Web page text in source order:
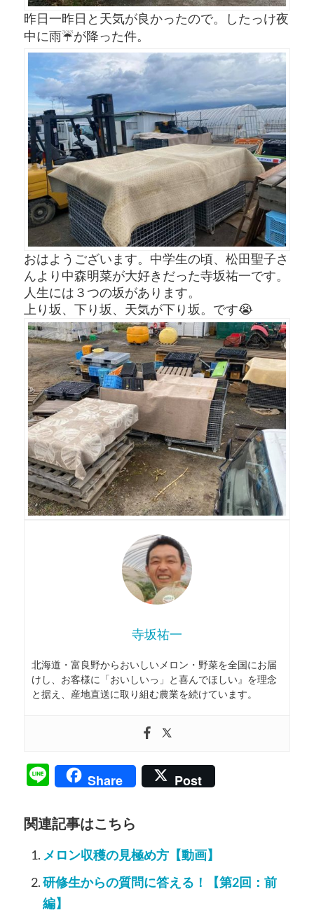
昨日一昨日と天気が良かったので。したっけ夜
中に雨☔️が降った件。
おはようございます。中学生の頃、松田聖子さ
んより中森明菜が大好きだった寺坂祐一です。
人生には３つの坂があります。
上り坂、下り坂、天気が下り坂。です😭
寺坂祐一
北海道・富良野からおいしいメロン・野菜を全国にお届
けし、お客様に「おいしいっ」と喜んでほしい』を理念
と据え、産地直送に取り組む農業を続けています。
LineShare Post
関連記事はこちら
メロン収穫の見極め方【動画】
研修生からの質問に答える！【第2回：前
編】